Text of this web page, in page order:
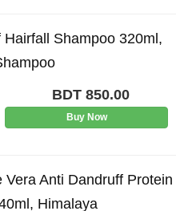
Shampoo 320ml,
BDT850.00
Buy Now
Vera Anti Dandruff Protein
Himalaya